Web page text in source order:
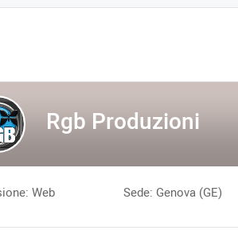
Rgb Produzioni
Web Sede: Genova (GE)